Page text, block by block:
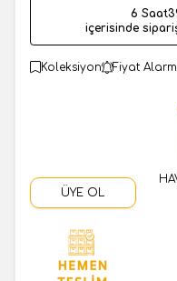
6 Saat
içerisinde
Koleksiyon Fiyat
ÜYE OL